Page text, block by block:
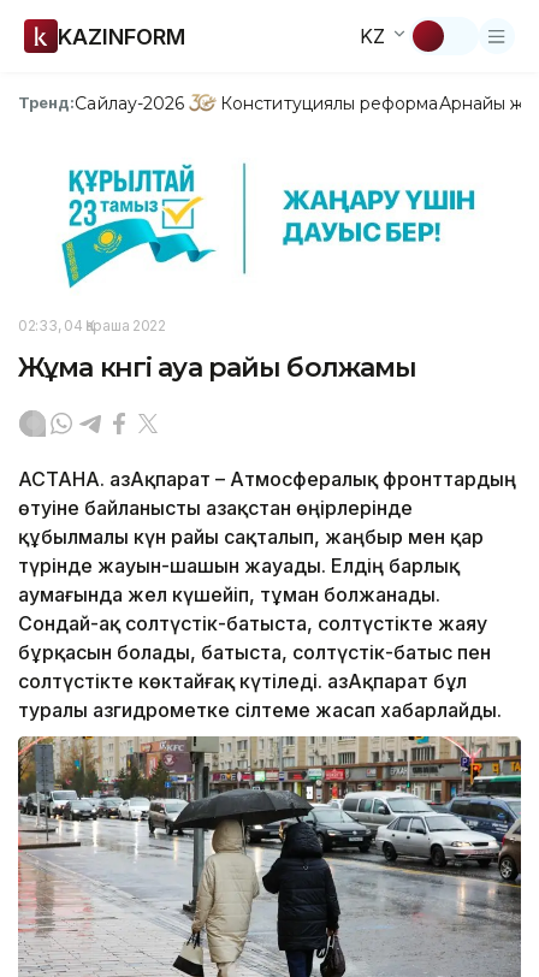
KAZINFORM KZ
Тренд:Сайлау-2026 Конституциялық реформаАрнайы
02:33, 04 Қараша 2022
Жұма күнгі ауа райы болжамы
АСТАНА. ҚазАқпарат – Атмосфералық фронттардың
өтуіне байланысты Қазақстан өңірлерінде
құбылмалы күн райы сақталып, жаңбыр мен қар
түрінде жауын-шашын жауады. Елдің барлық
аумағында жел күшейіп, тұман болжанады.
Сондай-ақ солтүстік-батыста, солтүстікте жаяу
бұрқасын болады, батыста, солтүстік-батыс пен
солтүстікте көктайғақ күтіледі. ҚазАқпарат бұл
туралы Қазгидрометке сілтеме жасап хабарлайды.